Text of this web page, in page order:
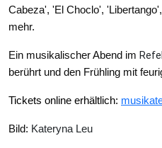
Cabeza', 'El Choclo',
mehr.
Ein musikalischer Abend im
berührt und den Frühling mit
Tickets online erhältlich:
Bild: Kateryna Leu